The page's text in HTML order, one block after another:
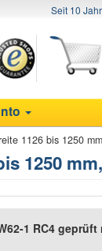
Seit 10
1126 bis 1250
1250
1 RC4 geprüft